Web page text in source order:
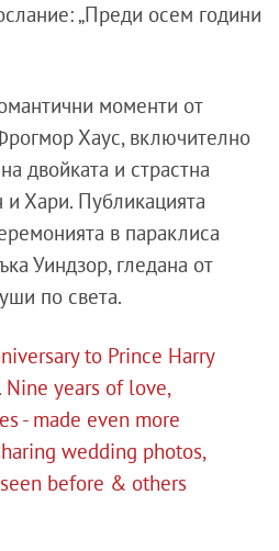
„Преди осем години
моменти от
Хаус, включително
двойката и страстна
Хари. Публикацията
в параклиса
Уиндзор, гледана от
по света.
to Prince Harry
years of love,
- made even more
wedding photos,
before & others